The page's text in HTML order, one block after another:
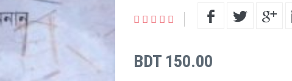
BDT 150.00